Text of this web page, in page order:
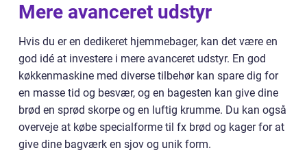
Mere avanceret udstyr
Hvis du er en dedikeret hjemmebager, kan det være en
god idé at investere i mere avanceret udstyr. En god
køkkenmaskine med diverse tilbehør kan spare dig for
en masse tid og besvær, og en bagesten kan give dine
brød en sprød skorpe og en luftig krumme. Du kan også
overveje at købe specialforme til fx brød og kager for at
give dine bagværk en sjov og unik form.